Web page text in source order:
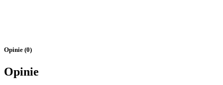
Opinie (0)
Opinie